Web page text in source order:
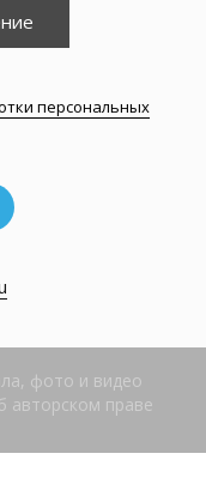
персональных
фото и видео
праве